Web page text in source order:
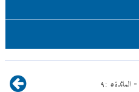
- المائدة٥:٩